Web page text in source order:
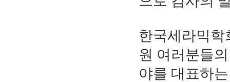
한국세라믹학
원 여러분들
야를 대표하